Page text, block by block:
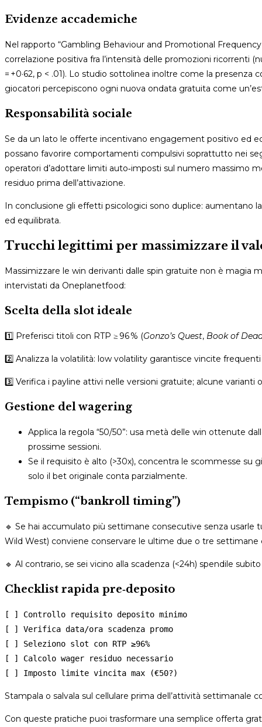
Evidenze accademiche
Nel rapporto “Gambling Behaviour and Promotional
correlazione positiva fra l’intensità delle promozioni ricorrenti
= +0·62, p < .01). Lo studio sottolinea inoltre come la
giocatori percepiscono ogni nuova ondata gratuita come
Responsabilità sociale
Se da un lato le offerte incentivano engagement positivo ed
possano favorire comportamenti compulsivi soprattutto nei
operatori d’adottare limiti auto‑imposti sul numero massimo
residuo prima dell’attivazione.
In conclusione gli effetti psicologici sono duplice: aumentano
ed equilibrata.
Trucchi legittimi per massimizzare il
Massimizzare le win derivanti dalle spin gratuite non è magia
intervistati da Oneplanetfood:
Scelta della slot ideale
1️⃣ Preferisci titoli con RTP ≥ 96 % (Gonzo’s Quest, Book of
2️⃣ Analizza la volatilità: low volatility garantisce vincite
3️⃣ Verifica i payline attivi nelle versioni gratuite; alcune
Gestione del wagering
Applica la regola “50/50”: usa metà delle win ottenute
prossime sessioni.
Se il requisito è alto (>30x), concentra le scommesse su
solo il bet originale conta parzialmente.
Tempismo (“bankroll timing”)
🔹 Se hai accumulato più settimane consecutive senza
Wild West) conviene conservare le ultime due o tre settimane
🔹 Al contrario, se sei vicino alla scadenza (<24h) spendile
Checklist rapida pre‑deposito
[ ] Controllo requisito deposito minimo
[ ] Verifica data/ora scadenza promo
[ ] Seleziono slot con RTP ≥96%
[ ] Calcolo wager residuo necessario
Stampala o salvala sul cellulare prima dell’attività settimanale
Con queste pratiche puoi trasformare una semplice offerta